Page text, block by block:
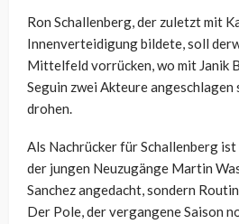
Ron Schallenberg, der zuletzt mit
Innenverteidigung bildete, soll
Mittelfeld vorrücken, wo mit Janik
Seguin zwei Akteure angeschlagen
drohen.
Als Nachrücker für Schallenberg
der jungen Neuzugänge Martin
Sanchez angedacht, sondern
Der Pole, der vergangene Saison